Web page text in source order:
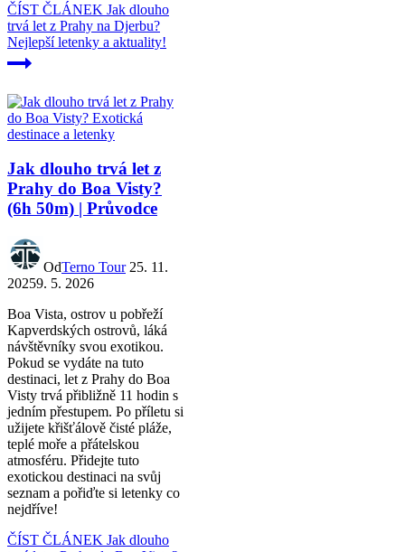
ČÍST ČLÁNEK Jak dlouho
trvá let z Prahy na Djerbu?
Nejlepší letenky a aktuality!
Jak dlouho trvá let z
Prahy do Boa Visty?
(6h 50m) | Průvodce
OdTerno Tour 25. 11.
20259. 5. 2026
Boa Vista, ostrov u pobřeží
Kapverdských ostrovů, láká
návštěvníky svou exotikou.
Pokud se vydáte na tuto
destinaci, let z Prahy do Boa
Visty trvá přibližně 11 hodin s
jedním přestupem. Po příletu si
užijete křišťálově čisté pláže,
teplé moře a přátelskou
atmosféru. Přidejte tuto
exotickou destinaci na svůj
seznam a pořiďte si letenky co
nejdříve!
ČÍST ČLÁNEK Jak dlouho